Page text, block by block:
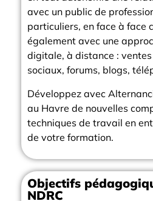
avec un public de
particuliers, en face à face
également avec une
digitale, à distance :
sociaux, forums, blogs,
Développez avec
au Havre de nouvelles
techniques de travail en
de votre formation.
Objectifs
NDRC